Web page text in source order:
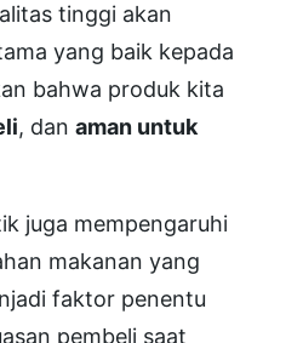
tinggi akan
yang baik kepada
bahwa produk kita
, dan aman untuk
juga mempengaruhi
makanan yang
faktor penentu
pembeli saat